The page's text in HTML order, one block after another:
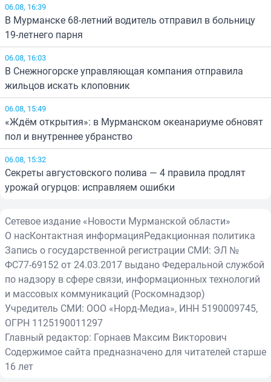
06.08, 16:39
В Мурманске 68-летний водитель отправил в больницу
19-летнего парня
06.08, 16:03
В Снежногорске управляющая компания отправила
жильцов искать клоповник
06.08, 15:49
«Ждём открытия»: в Мурманском океанариуме обновят
пол и внутреннее убранство
06.08, 15:32
Секреты августовского полива — 4 правила продлят
урожай огурцов: исправляем ошибки
Сетевое издание «Новости Мурманской области»
О насКонтактная информацияРедакционная политика
Запись о государственной регистрации СМИ: ЭЛ №
ФС77-69152 от 24.03.2017 выдано Федеральной службой
по надзору в сфере связи, информационных технологий
и массовых коммуникаций (Роскомнадзор)
Учредитель СМИ: ООО «Норд-Медиа», ИНН 5190009745,
ОГРН 1125190011297
Главный редактор: Горнаев Максим Викторович
Содержимое сайта предназначено для читателей старше
16 лет